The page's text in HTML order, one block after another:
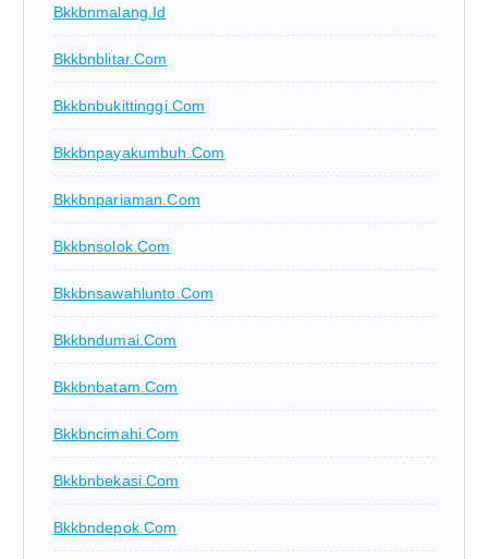
Bkkbnmalang.id
Bkkbnblitar.com
Bkkbnbukittinggi.com
Bkkbnpayakumbuh.com
Bkkbnpariaman.com
Bkkbnsolok.com
Bkkbnsawahlunto.com
Bkkbndumai.com
Bkkbnbatam.com
Bkkbncimahi.com
Bkkbnbekasi.com
Bkkbndepok.com